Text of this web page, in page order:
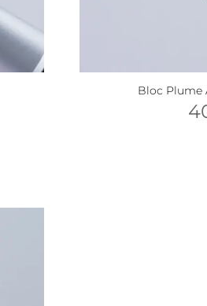
Bloc Plume